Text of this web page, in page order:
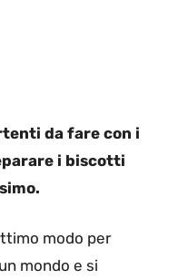
da fare con i
i biscotti
modo per
mondo e si